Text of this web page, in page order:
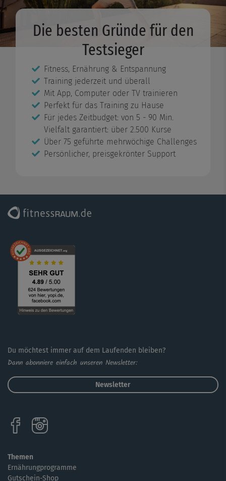
Die besten Gründe für den
Testsieger
Fitness, Ernährung & Entspannung
Training jederzeit und überall
Mit App, Computer oder TV trainieren
Perfekt für das Training zu Hause
Für jedes Zeitbudget: von 5 - 90 Min.
Vielfalt garantiert: über 2.500 Kurse
Über 75 geführte mehrwöchige Challenges
Persönlicher, preisgekrönter Support
Du möchtest immer auf dem Laufenden bleiben?
Dann abonniere einfach unseren Newsletter:
Newsletter
Themen
Ernährungprogramme
Gutschein-Shop